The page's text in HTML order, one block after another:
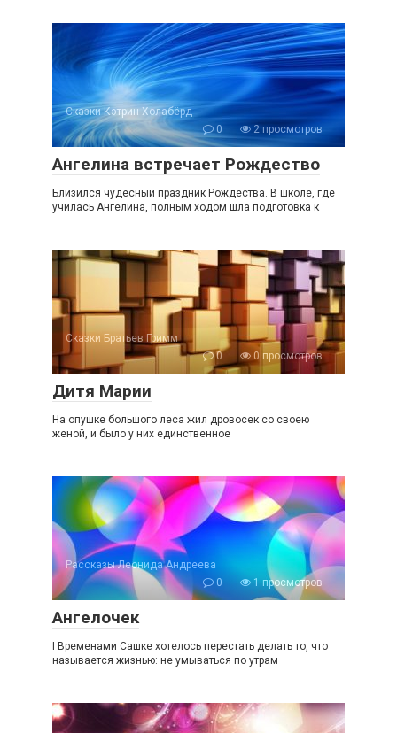
Сказки Кэтрин Холабёрд
0
2 просмотров
Ангелина встречает Рождество
Близился чудесный праздник Рождества. В школе, где
училась Ангелина, полным ходом шла подготовка к
Сказки Братьев Гримм
0
0 просмотров
Дитя Марии
На опушке большого леса жил дровосек со своею
женой, и было у них единственное
Рассказы Леонида Андреева
0
1 просмотров
Ангелочек
I Временами Сашке хотелось перестать делать то, что
называется жизнью: не умываться по утрам